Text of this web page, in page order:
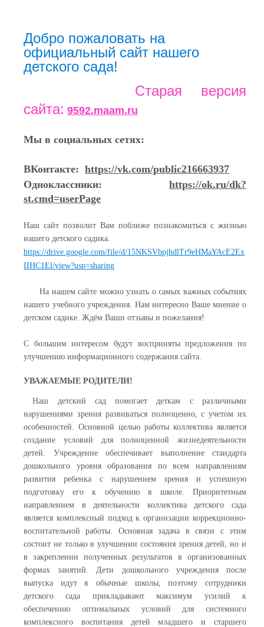
Добро пожаловать на
официальный сайт нашего
детского сада!
Старая версия
сайта: 9592.maam.ru
Мы в социальных сетях:
ВКонтакте: https://vk.com/public216663937
Одноклассники:
https://ok.ru/dk?
st.cmd=userPage
Наш сайт позволит Вам поближе познакомиться с жизнью
нашего детского садика.
https://drive.google.com/file/d/15NKSVbpjhdlTr9eHMaYAcE2Ex
IIHC1El/view?usp=sharing
На нашем сайте можно узнать о самых важных событиях
нашего учебного учреждения. Нам интересно Ваше мнение о
детском садике. Ждём Ваши отзывы и пожелания!
С большим интересом будут восприняты предложения по
улучшению информационного содержания сайта.
УВАЖАЕМЫЕ РОДИТЕЛИ!
Наш детский сад помогает деткам с различными
нарушениями зрения развиваться полноценно, с учетом их
особенностей. Основной целью работы коллектива является
создание условий для полноценной жизнедеятельности
детей. Учреждение обеспечивает выполнение стандарта
дошкольного уровня образования по всем направлениям
развития ребенка с нарушением зрения и успешную
подготовку его к обучению в школе. Приоритетным
направлением в деятельности коллектива детского сада
является комплексный подход к организации коррекционно-
воспитательной работы. Основная задача в связи с этим
состоит не только в улучшении состояния зрения детей, но и
в закреплении полученных результатов в организованных
формах занятий. Дети дошкольного учреждения после
выпуска идут в обычные школы, поэтому сотрудники
детского сада прикладывают максимум усилий к
обеспечению оптимальных условий для системного
комплексного воспитания детей младшего и старшего